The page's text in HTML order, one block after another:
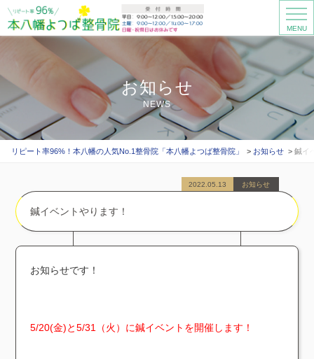
MENU
お知らせ
NEWS
リピート率96%！本八幡の人気No.1整骨院「本八幡よつば整骨院」 お知らせ 鍼イ
鍼イベントやります！
2022.05.13 お知らせ
お知らせです！
5/20(金)と5/31（火）に鍼イベントを開催します！